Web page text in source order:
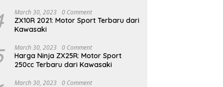
March 30, 2023 0 Comment
ZX10R 2021: Motor Sport Terbaru dari
Kawasaki
March 30, 2023 0 Comment
Harga Ninja ZX25R: Motor Sport
250cc Terbaru dari Kawasaki
March 30, 2023 0 Comment